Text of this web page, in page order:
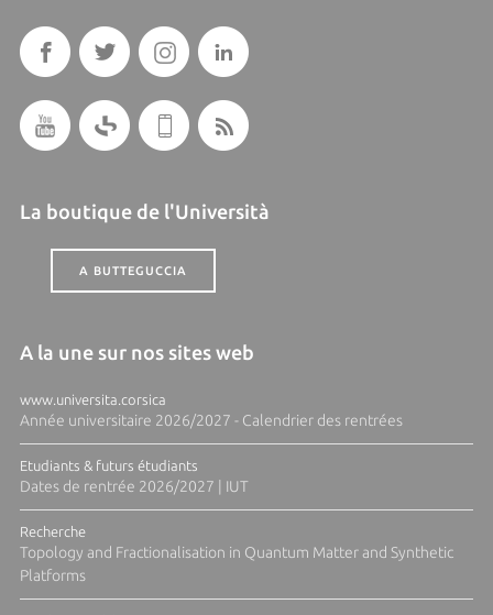
La boutique de l'Università
A BUTTEGUCCIA
A la une sur nos sites web
www.universita.corsica
Année universitaire 2026/2027 - Calendrier des rentrées
Etudiants & futurs étudiants
Dates de rentrée 2026/2027 | IUT
Recherche
Topology and Fractionalisation in Quantum Matter and Synthetic
Platforms